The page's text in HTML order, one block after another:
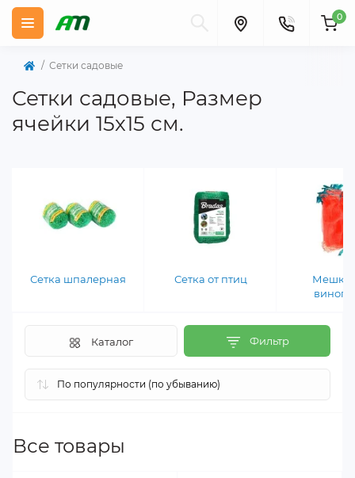
0
Сетки садовые
Сетки садовые, Размер
ячейки 15х15 см.
Сетка шпалерная Сетка от птиц
Мешки
Фильтр
Каталог
Все товары